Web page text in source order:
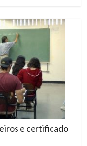
e certificado